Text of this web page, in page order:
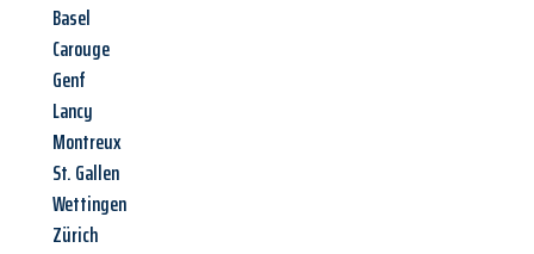
Basel
Carouge
Genf
Lancy
Montreux
St. Gallen
Wettingen
Zürich